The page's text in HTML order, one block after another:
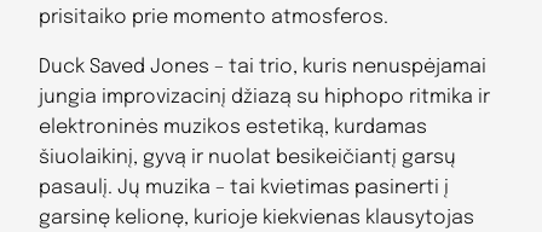
prisitaiko prie momento atmosferos.
Duck Saved Jones – tai trio, kuris nenuspėjamai
jungia improvizacinį džiazą su hiphopo ritmika ir
elektroninės muzikos estetiką, kurdamas
šiuolaikinį, gyvą ir nuolat besikeičiantį garsų
pasaulį. Jų muzika – tai kvietimas pasinerti į
garsinę kelionę, kurioje kiekvienas klausytojas